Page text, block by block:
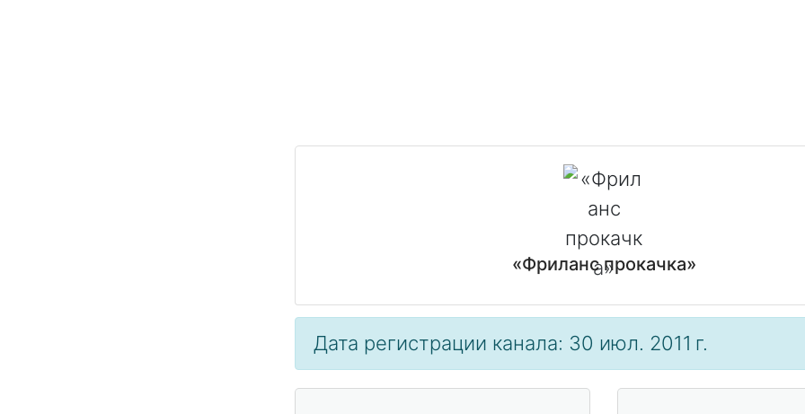
«Фриланс прокачка»
Дата регистрации канала: 30 июл. 2011 г.